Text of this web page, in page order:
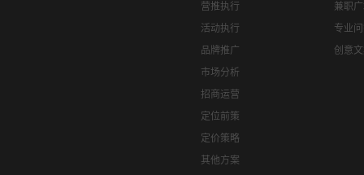
营推执行
活动执行
品牌推广
市场分析
招商运营
定位前策
定价策略
其他方案
兼职
专业
创意